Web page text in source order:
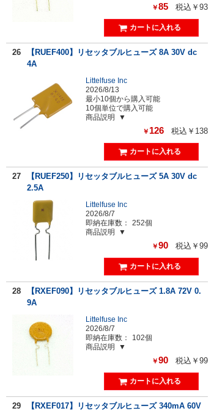
￥85 税込￥93
26
【RUEF400】リセッタブルヒューズ 8A 30V dc
4A
Littelfuse Inc
2026/8/13
最小10個から購入可能
10個単位で購入可能
商品説明
￥ 126 税込￥138
27
【RUEF250】リセッタブルヒューズ 5A 30V dc
2.5A
Littelfuse Inc
2026/8/7
即納在庫数：
252個
商品説明
￥90 税込￥99
28
【RXEF090】リセッタブルヒューズ 1.8A 72V 0.
9A
Littelfuse Inc
2026/8/7
即納在庫数：
102個
商品説明
￥90 税込￥99
29
【RXEF017】リセッタブルヒューズ 340mA 60V